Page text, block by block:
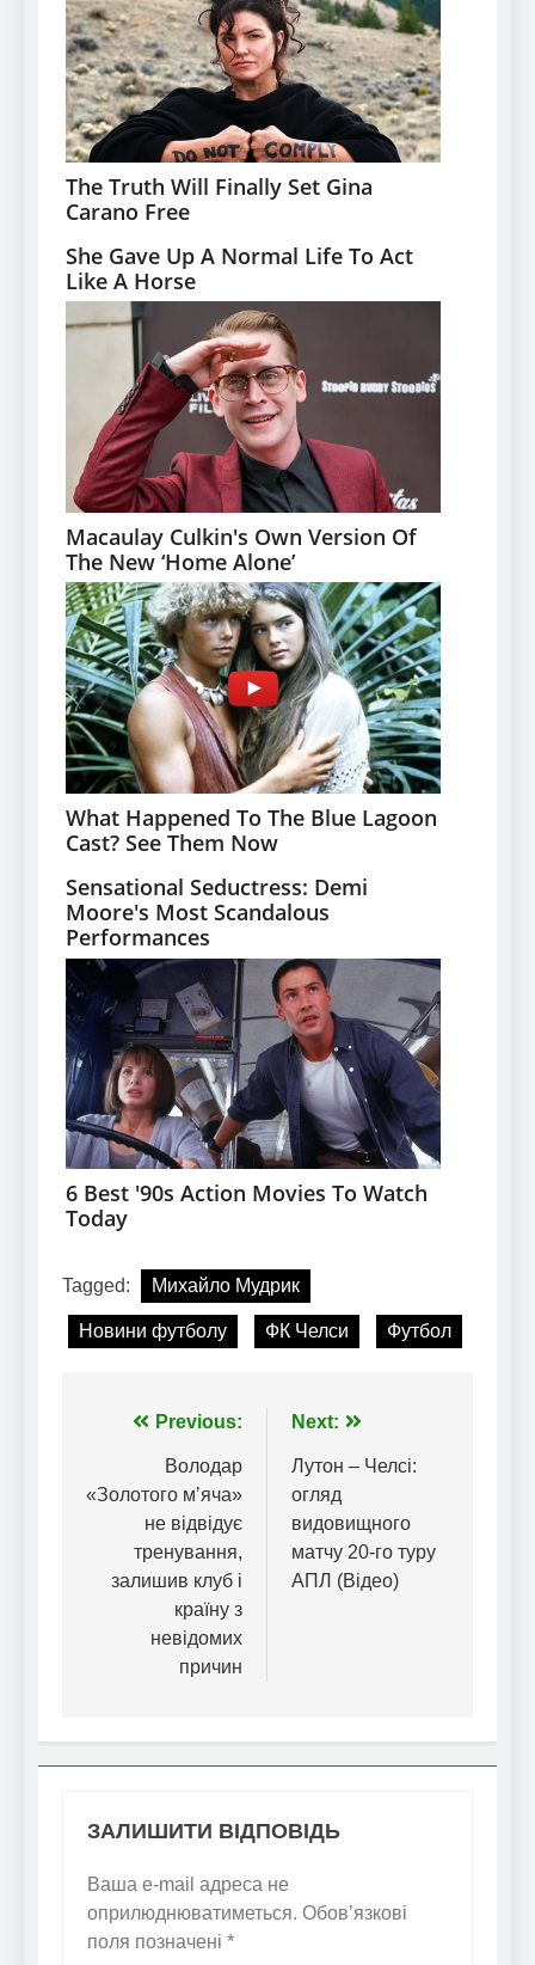
Tagged: Михайло Мудрик
Новини футболу ФК Челси Футбол
Навігація
записів
Previous:
Володар
«Золотого мʼяча»
не відвідує
тренування,
залишив клуб і
країну з
невідомих
причин
Next:
Лутон – Челсі:
огляд
видовищного
матчу 20-го туру
АПЛ (Відео)
ЗАЛИШИТИ ВІДПОВІДЬ
Ваша e-mail адреса не
оприлюднюватиметься. Обов’язкові
поля позначені *